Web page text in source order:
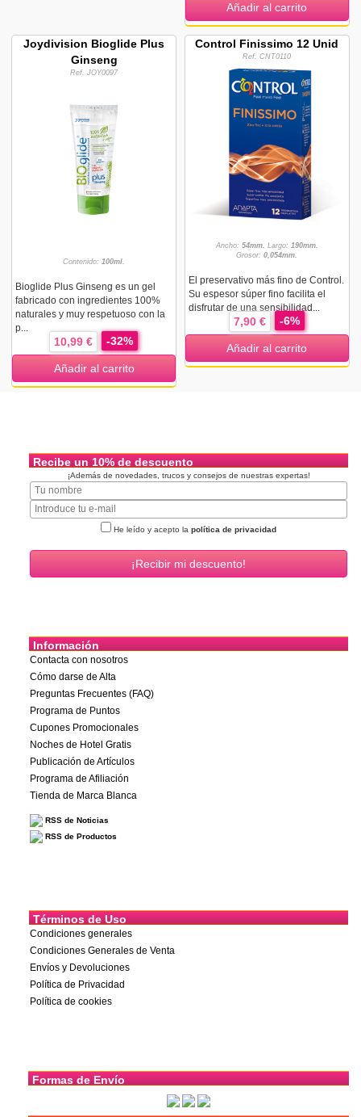
Añadir al carrito
Joydivision Bioglide Plus
Ginseng
Ref. JOY0097
Contenido:100ml.
Bioglide Plus Ginseng es un gel
fabricado con ingredientes 100%
naturales y muy respetuoso con la
p...
10,99 € -32%
Añadir al carrito
Control Finissimo 12 Unid
Ref. CNT0110
Ancho: 54mm. Largo: 190mm.
Grosor:0,054mm.
El preservativo más fino de Control.
Su espesor súper fino facilita el
disfrutar de una sensibilidad...
7,90 € -6%
Añadir al carrito
Recibe un 10% de descuento
¡Además de novedades, trucos y consejos de nuestras expertas!
He leído y acepto la política de privacidad
Información
Contacta con nosotros
Cómo darse de Alta
Preguntas Frecuentes (FAQ)
Programa de Puntos
Cupones Promocionales
Noches de Hotel Gratis
Publicación de Artículos
Programa de Afiliación
Tienda de Marca Blanca
RSS de Noticias
RSS de Productos
Términos de Uso
Condiciones generales
Condiciones Generales de Venta
Envíos y Devoluciones
Política de Privacidad
Política de cookies
Formas de Envío